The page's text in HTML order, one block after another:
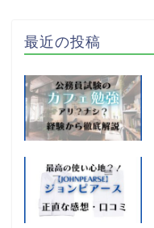
最近の投稿